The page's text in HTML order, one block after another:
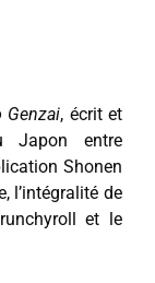
Genzai, écrit et
Japon entre
Shonen
l’intégralité de
et le